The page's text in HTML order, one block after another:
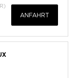
ANFAHRT